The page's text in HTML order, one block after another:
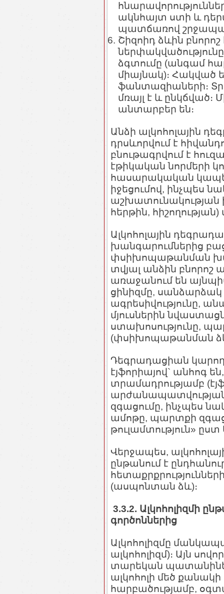
ակնհայտ ստի և
պատճառով
Շիզոիդ ձևին
ձգտումը (անգամ
միայնակ)։ Հակված
ֆանտազիաների։
մռայլ է և
անտարբեր են։
Անձի ալկոհոլային
դրսևորվում է
բնութագրվում է
էթիկական նորմերի
հասարակական
իջեցումով, ինչպես
աշխատունակության
հերթին,
Ալկոհոլային
խանգարումներից
փսիխոպաթանման
տվյալ անձին բնորոշ
առաջանում են
ցինիզմը, սանձարձակ
ագրեսիվությունը,
մյուսներին
ստախոսությունը,
(փսիխոպաթանման
Դեգրադացիան կարող
էյֆորիայով` անհոգ
տրամադրությամբ
զգացումը, ինչպես
ամոթը, պարտքի
թուլամտություն» ըստ
Վերջապես,
ընթանում է
(ասպոնտան ձև)։
3.3.2. Ալկոհոլիզմի
գործոններից
Ալկոհոլիզմը
ալկոհոլիզմ)։ Այն
տարեկան
ալկոհոլի մեծ
հարբածությամբ,